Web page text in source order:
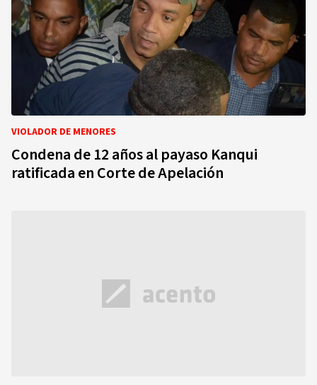
VIOLADOR DE MENORES
Condena de 12 años al payaso Kanqui
ratificada en Corte de Apelación